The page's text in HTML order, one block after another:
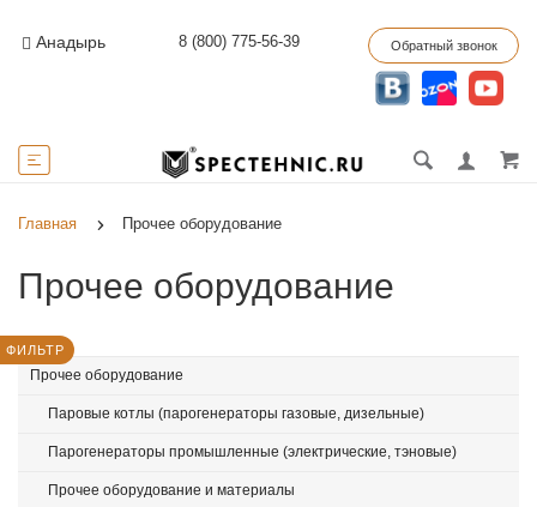
Анадырь 8 (800) 775-56-39 Обратный звонок
Главная Прочее оборудование
Прочее оборудование
Прочее оборудование
Паровые котлы (парогенераторы газовые, дизельные)
Парогенераторы промышленные (электрические, тэновые)
Прочее оборудование и материалы
ФИЛЬТР